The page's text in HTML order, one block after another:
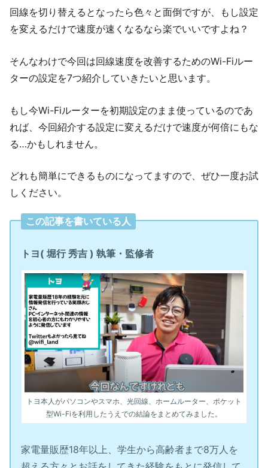
回線を切り替えるとなったら色々と面倒ですが、もし設定
を変えるだけで速度が速くなるなら楽でいいですよね？
そんなわけで今回は回線速度を改善するためのWi-Fiルー
ターの設定を7つ紹介していきたいと思います。
もし今Wi-Fiルーターを初期設定のまま使っているのであ
れば、今回紹介する設定に変えるだけで速度が何倍にもな
る…かもしれません。
どれも簡単にできるものになってますので、ぜひ一度お試
しください。
この記事を書いている人
トヨ( 堀行 秀吉 ) 執筆・監修者
トヨ本人がパソコンやスマホ、光回線、ホームルーター、ポケット
型Wi-Fiを利用したうえでの結論をまとめてみました。
家電量販歴18年以上、学生から高齢者まで8万人を